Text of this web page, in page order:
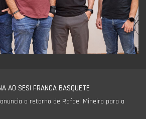
AO SESI FRANCA BASQUETE
o retorno de Rafael Mineiro para a